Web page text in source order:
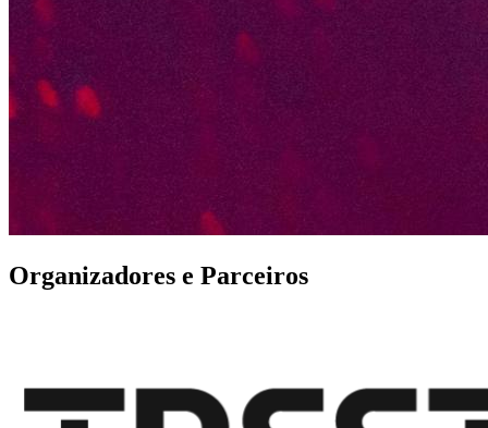
Organizadores e Parceiros